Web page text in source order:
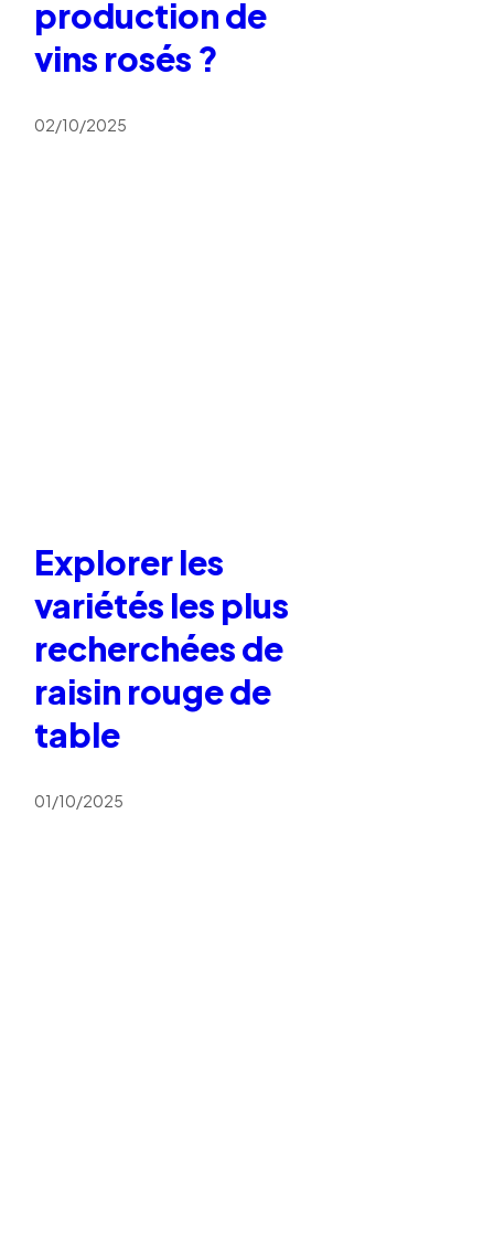
production de
vins rosés ?
02/10/2025
Explorer les
variétés les plus
recherchées de
raisin rouge de
table
01/10/2025